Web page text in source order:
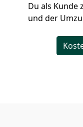
Du als Kunde
und der